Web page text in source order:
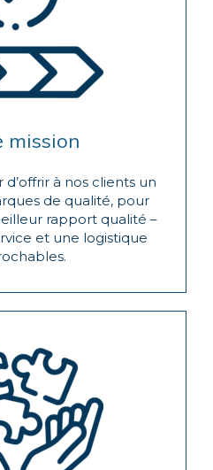
mission
à nos clients un
de qualité, pour
rapport qualité –
et une logistique